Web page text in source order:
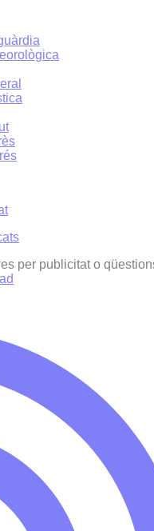
per publicitat o